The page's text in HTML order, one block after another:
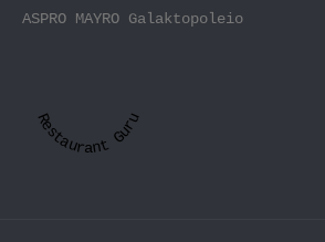
ASPRO MAYRO Galaktopoleio
Restaurant Guru